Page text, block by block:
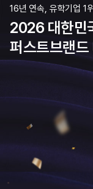
16년 연속, 유학기업 1
2026 대한민
퍼스트브랜드